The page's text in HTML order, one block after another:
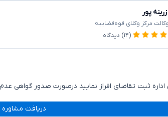
پور
وکالت مرکز وکلای قوه‌قضاییه
(۱۴) دیدگاه
اداره ثبت تقاضای افراز نمایید درصورت صدور گواهی
دریافت مشاوره